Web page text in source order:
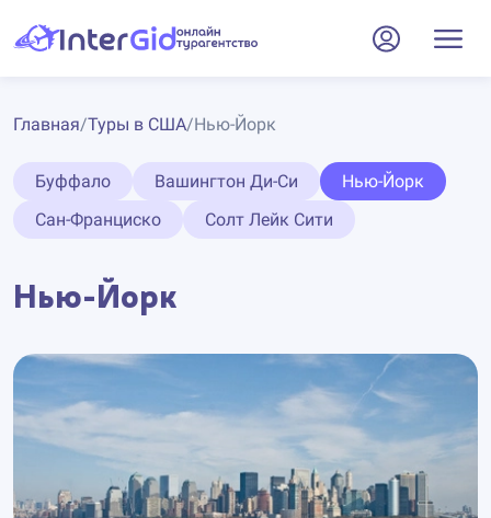
Главная/Туры в США/Нью-Йорк
Буффало Вашингтон Ди-Си
Нью-Йорк
Сан-Франциско
Солт Лейк Сити
Нью-Йорк